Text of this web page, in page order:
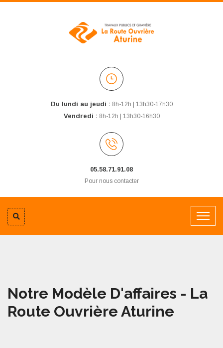
Du lundi au jeudi : 8h-12h | 13h30-17h30
Vendredi : 8h-12h | 13h30-16h30
05.58.71.91.08
Pour nous contacter
Notre Modèle D'affaires - La
Route Ouvrière Aturine